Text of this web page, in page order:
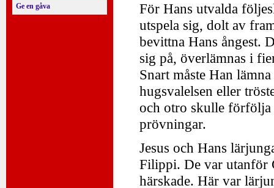
Ge en gåva
För Hans utvalda
utspela sig, dolt av
bevittna Hans ångest.
sig på, överlämnas i
Snart måste Han
hugsvalelsen eller
och otro skulle förfölja
prövningar.
Jesus och Hans
Filippi. De var utanför
härskade. Här var